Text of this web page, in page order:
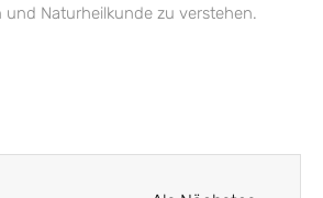
und Naturheilkunde zu verstehen.